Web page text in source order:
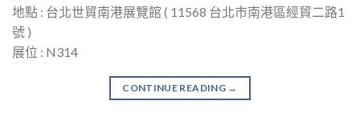
地點 : 台北世貿南港展覽館 ( 11568 台北市南港區經貿二路1
號 )
展位 : N314
CONTINUE READING →